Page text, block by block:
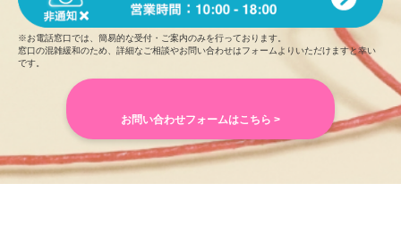
Q.将来の夢や頑張っていることは何ですか
A. 公認会計士
Q.あなたにとって大切なものは何ですか
A. 家族、生きとし生けるもの全て
Q.好きな男性のタイプを教えてください
A. 誠実な人、お仕事に誇りを持って励んでいる人
※お電話窓口では、簡易的な受付・ご案内のみを行っております。
窓口の混雑緩和のため、詳細なご相談やお問い合わせはフォームよりいただけますと幸い
です。
お問い合わせフォームはこちら >